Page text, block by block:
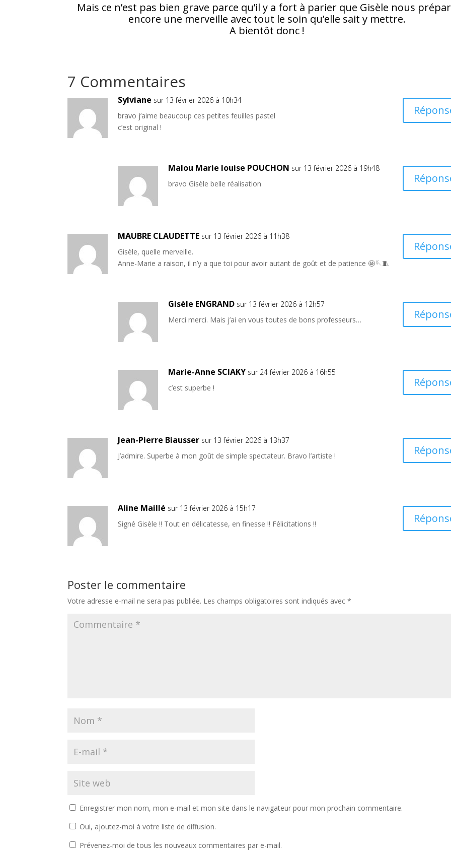
Mais ce n’est pas bien grave parce qu’il y a fort à parier que Gisèle nous
encore une merveille avec tout le soin qu’elle sait y mettre.
A bientôt donc !
7 Commentaires
Sylviane sur 13 février 2026 à 10h34
bravo j’aime beaucoup ces petites feuilles pastel
c’est original !
Malou Marie louise POUCHON sur 13 février 2026 à 19h48
bravo Gisèle belle réalisation
MAUBRE CLAUDETTE sur 13 février 2026 à 11h38
Gisèle, quelle merveille.
Anne-Marie a raison, il n’y a que toi pour avoir autant de goût et de patience 🤩🪡🧵
Gisèle ENGRAND sur 13 février 2026 à 12h57
Merci merci. Mais j’ai en vous toutes de bons professeurs…
Marie-Anne SCIAKY sur 24 février 2026 à 16h55
c’est superbe !
Jean-Pierre Biausser sur 13 février 2026 à 13h37
J’admire. Superbe à mon goût de simple spectateur. Bravo l’artiste !
Aline Maillé sur 13 février 2026 à 15h17
Signé Gisèle !! Tout en délicatesse, en finesse !! Félicitations !!
Poster le commentaire
Votre adresse e-mail ne sera pas publiée. Les champs obligatoires sont indiqués avec*
Enregistrer mon nom, mon e-mail et mon site dans le navigateur pour mon prochain commentaire.
Oui, ajoutez-moi à votre liste de diffusion.
Prévenez-moi de tous les nouveaux commentaires par e-mail.